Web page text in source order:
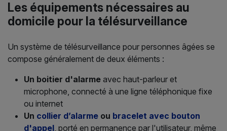
Les équipements nécessaires au
domicile pour la télésurveillance
Un système de télésurveillance pour personnes âgées se
compose généralement de deux éléments :
Un boitier d'alarme avec haut-parleur et
microphone, connecté à une ligne téléphonique fixe
ou internet
Un collier d’alarme ou bracelet avec bouton
d'appel, porté en permanence par l'utilisateur, même